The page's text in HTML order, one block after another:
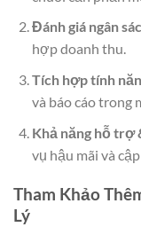
Đánh giá ngân
hợp doanh thu.
Tích hợp tính
và báo cáo trong
Khả năng hỗ trợ
vụ hậu mãi và
Tham Khảo
Lý